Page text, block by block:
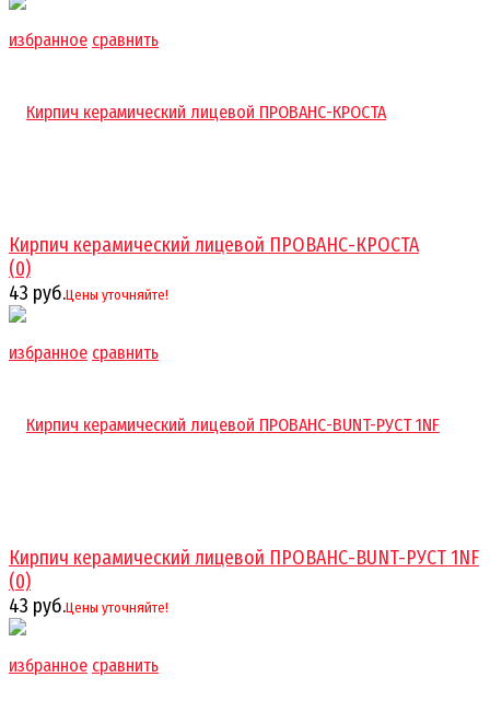
избранное сравнить
избранное сравнить
Кирпич керамический лицевой ПРОВАНС-КРОСТА
(0)
43 руб.Цены уточняйте!
избранное сравнить
Кирпич керамический лицевой ПРОВАНС-BUNT-РУСТ 1NF
(0)
43 руб.Цены уточняйте!